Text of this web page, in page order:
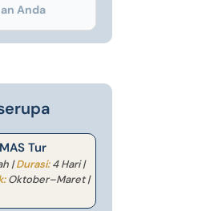
Anda
Tur
|Durasi:4 Hari |
Oktober–Maret |